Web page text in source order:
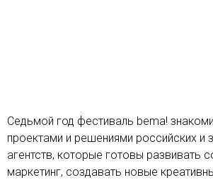
Седьмой год фестиваль bema!
проектами и решениями российских и
агентств, которые готовы развивать
маркетинг, создавать новые